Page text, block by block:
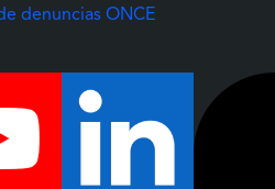
denuncias ONCE(Abre una